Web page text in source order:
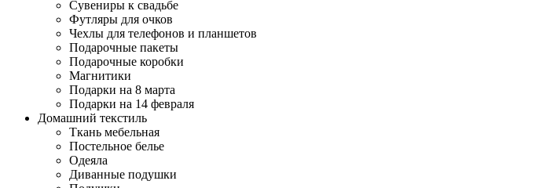
Сувениры к свадьбе
Футляры для очков
Чехлы для телефонов и планшетов
Подарочные пакеты
Подарочные коробки
Магнитики
Подарки на 8 марта
Подарки на 14 февраля
Домашний текстиль
Ткань мебельная
Постельное белье
Одеяла
Диванные подушки